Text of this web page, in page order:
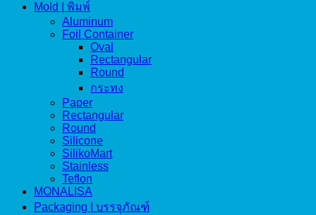
Mold | พิมพ์
Aluminum
Foil Container
Oval
Rectangular
Round
กระทง
Paper
Rectangular
Round
Silicone
SilikoMart
Stainless
Teflon
MONALISA
Packaging | บรรจุภัณฑ์